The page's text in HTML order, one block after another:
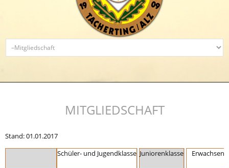
MITGLIEDSCHAFT
Stand: 01.01.2017
Schüler- und Jugendklasse Juniorenklasse Erwachsene